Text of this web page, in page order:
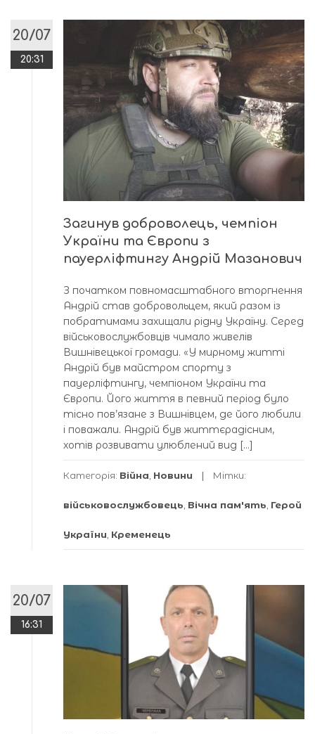
20/07
20:31
Загинув доброволець, чемпіон
України та Європи з
пауерліфтингу Андрій Мазанович
З початком повномасштабного вторгнення
Андрій став добровольцем, який разом із
побратимами захищали рідну Україну. Серед
військовослужбовців чимало живелів
Вишнівецької громади. «У мирному житті
Андрій був майстром спорту з
пауерліфтингу, чемпіоном України та
Європи. Його життя в певний період було
тісно пов’язане з Вишнівцем, де його любили
і поважали. Андрій був життєрадісним,
хотів розвивати улюблений вид […]
Категорія: Війна Новини Мітки:
військовослужбовець Вічна пам'ять Герой
України Кременець
20/07
16:31